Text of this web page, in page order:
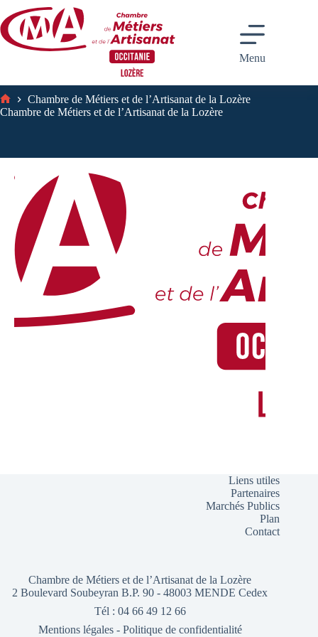
au
contenu
Menu
Accueil
Chambre de Métiers et de l’Artisanat de la Lozère
Chambre de Métiers et de l’Artisanat de la Lozère
Liens utiles
Partenaires
Marchés Publics
Plan
Contact
Chambre de Métiers et de l’Artisanat de la Lozère
2 Boulevard Soubeyran B.P. 90 - 48003 MENDE Cedex
Tél : 04 66 49 12 66
Mentions légales- Politique de confidentialité